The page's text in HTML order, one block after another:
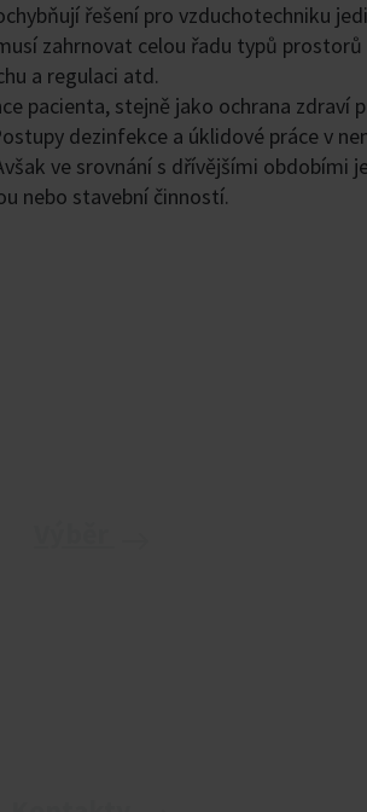
řešení pro vzduchotechniku
zahrnovat celou řadu typů
a regulaci atd.
pacienta, stejně jako ochrana
dezinfekce a úklidové práce v
ve srovnání s dřívějšími obdobími
nebo stavební činností.